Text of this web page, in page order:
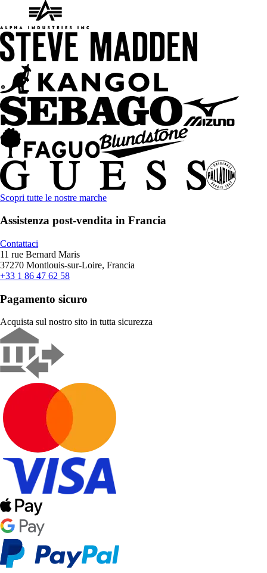
Scopri tutte le nostre marche
Assistenza post-vendita in Francia
Contattaci
11 rue Bernard Maris
37270 Montlouis-sur-Loire, Francia
+33 1 86 47 62 58
Pagamento sicuro
Acquista sul nostro sito in tutta sicurezza